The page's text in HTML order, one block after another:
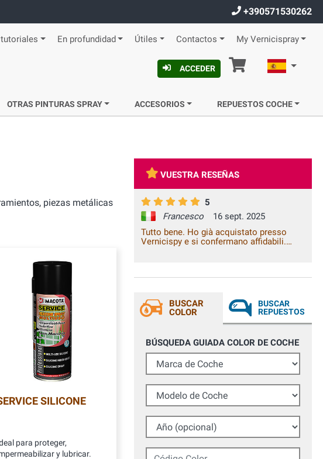
+390571530262
En profundidad Útiles Contactos My Vernicispray
ACCEDER Cesta Español
OTRAS PINTURAS SPRAY ACCESORIOS REPUESTOS COCHE
piezas metálicas
SILICONE
para proteger,
y lubricar.
VUESTRA RESEÑAS
5
Francesco
16 sept. 2025
Tutto bene. Ho già acquistato presso
Vernicispy e si confermano affidabili.
BUSCAR
COLOR
BUSCAR
REPUESTOS
BÚSQUEDA GUIADA COLOR DE COCHE
Marca de Coche
Modelo de Coche
Año (opcional)
Código Color